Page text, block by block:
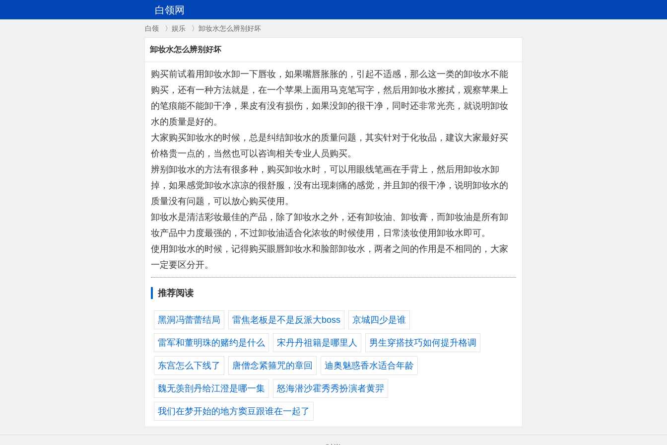
白领网
白领 〉 娱乐 〉卸妆水怎么辨别好坏
卸妆水怎么辨别好坏
购买前试着用卸妆水卸一下唇妆，如果嘴唇胀胀的，引起不适感，那么这一类的卸妆水不能
购买，还有一种方法就是，在一个苹果上面用马克笔写字，然后用卸妆水擦拭，观察苹果上
的笔痕能不能卸干净，果皮有没有损伤，如果没卸的很干净，同时还非常光亮，就说明卸妆
水的质量是好的。
大家购买卸妆水的时候，总是纠结卸妆水的质量问题，其实针对于化妆品，建议大家最好买
价格贵一点的，当然也可以咨询相关专业人员购买。
辨别卸妆水的方法有很多种，购买卸妆水时，可以用眼线笔画在手背上，然后用卸妆水卸
掉，如果感觉卸妆水凉凉的很舒服，没有出现刺痛的感觉，并且卸的很干净，说明卸妆水的
质量没有问题，可以放心购买使用。
卸妆水是清洁彩妆最佳的产品，除了卸妆水之外，还有卸妆油、卸妆膏，而卸妆油是所有卸
妆产品中力度最强的，不过卸妆油适合化浓妆的时候使用，日常淡妆使用卸妆水即可。
使用卸妆水的时候，记得购买眼唇卸妆水和脸部卸妆水，两者之间的作用是不相同的，大家
一定要区分开。
推荐阅读
黑洞冯蕾蕾结局 雷焦老板是不是反派大boss 京城四少是谁
雷军和董明珠的赌约是什么 宋丹丹祖籍是哪里人 男生穿搭技巧如何提升格调
东宫怎么下线了 唐僧念紧箍咒的章回 迪奥魅惑香水适合年龄
魏无羡剖丹给江澄是哪一集 怒海潜沙霍秀秀扮演者黄羿
我们在梦开始的地方窦豆跟谁在一起了